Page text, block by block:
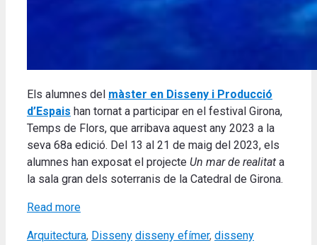
Els alumnes del màster en Disseny i Producció
d’Espais han tornat a participar en el festival Girona,
Temps de Flors, que arribava aquest any 2023 a la
seva 68a edició. Del 13 al 21 de maig del 2023, els
alumnes han exposat el projecte Un mar de realitat a
la sala gran dels soterranis de la Catedral de Girona.
Read more
Categories
Arquitectura, Disseny Tags
disseny efímer, disseny